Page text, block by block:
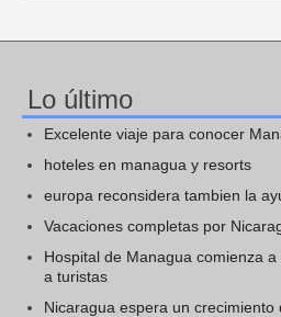
Lo último
Excelente viaje para conocer
hoteles en managua y resorts
europa reconsidera tambien la
Vacaciones completas por
Hospital de Managua comienza
a turistas
Nicaragua espera un crecimiento